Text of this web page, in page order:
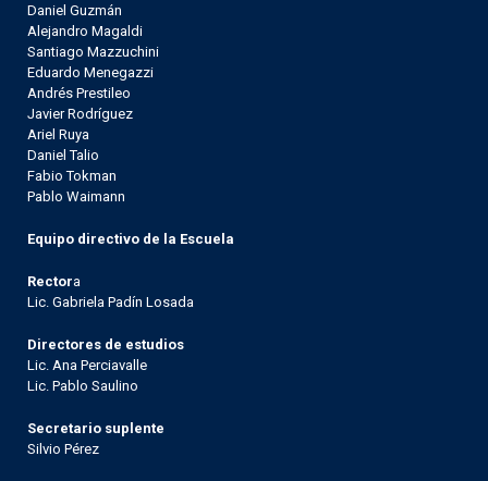
Daniel Guzmán
Alejandro Magaldi
Santiago Mazzuchini
Eduardo Menegazzi
Andrés Prestileo
Javier Rodríguez
Ariel Ruya
Daniel Talio
Fabio Tokman
Pablo Waimann
Equipo directivo de la Escuela
Rectora
Lic. Gabriela Padín Losada
Directores de estudios
Lic. Ana Perciavalle
Lic. Pablo Saulino
Secretario suplente
Silvio Pérez